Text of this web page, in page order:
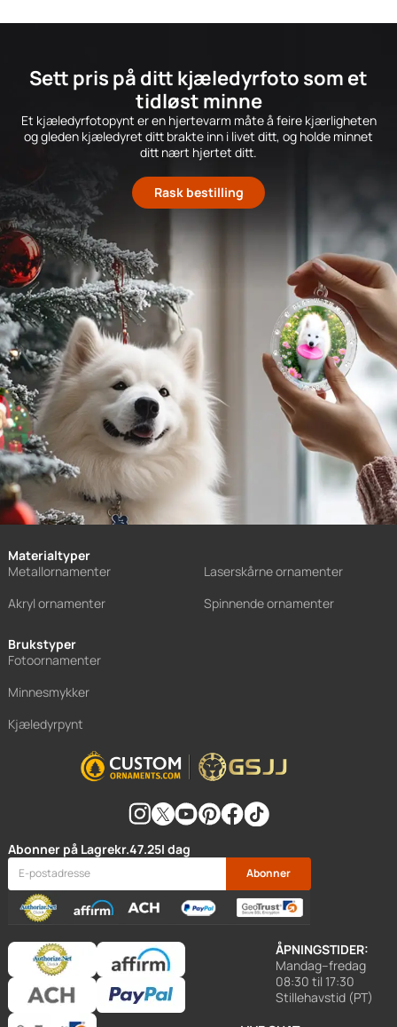
Sett pris på ditt kjæledyrfoto som et
tidløst minne
Et kjæledyrfotopynt er en hjertevarm måte å feire kjærligheten
og gleden kjæledyret ditt brakte inn i livet ditt, og holde minnet
ditt nært hjertet ditt.
Rask bestilling
Materialtyper
Metallornamenter
Laserskårne ornamenter
Akryl ornamenter
Spinnende ornamenter
Brukstyper
Fotoornamenter
Minnesmykker
Kjæledyrpynt
ÅPNINGSTIDER:
Mandag–fredag
08:30 til 17:30
Stillehavstid (PT)
Abonner
Abonner på Lagrekr.47.25I dag